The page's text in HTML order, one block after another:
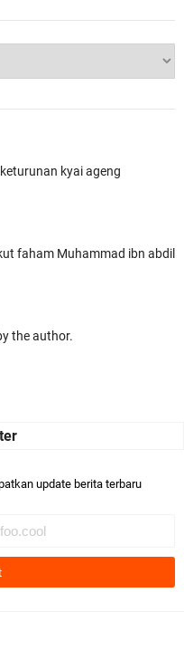
kyai ageng
faham Muhammad ibn abdil
the author.
Alloh berikan pemahaman yg
dan jawablah dengan
update berita terbaru